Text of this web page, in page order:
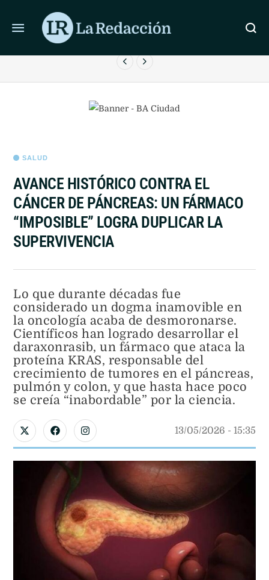
ÚLTIMAS NOTICIAS
LA REACCIÓN DE JAVIER MILEI SOBRE LA MUERTE DE
JORGE MESSI: “DA VERGÜENZA…”
SALUD
AVANCE HISTÓRICO CONTRA EL
CÁNCER DE PÁNCREAS: UN FÁRMACO
“IMPOSIBLE” LOGRA DUPLICAR LA
SUPERVIVENCIA
Lo que durante décadas fue
considerado un dogma inamovible en
la oncología acaba de desmoronarse.
Científicos han logrado desarrollar el
daraxonrasib, un fármaco que ataca la
proteína KRAS, responsable del
crecimiento de tumores en el páncreas,
pulmón y colon, y que hasta hace poco
se creía “inabordable” por la ciencia.
13/05/2026 - 15:35